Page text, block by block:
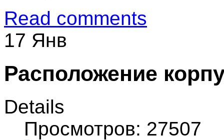
Read comments
17 Янв
Расположение
Details
Просмотров: 27507